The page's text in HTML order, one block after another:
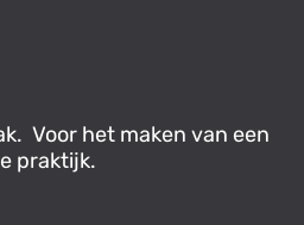
Voor het maken van een
praktijk.